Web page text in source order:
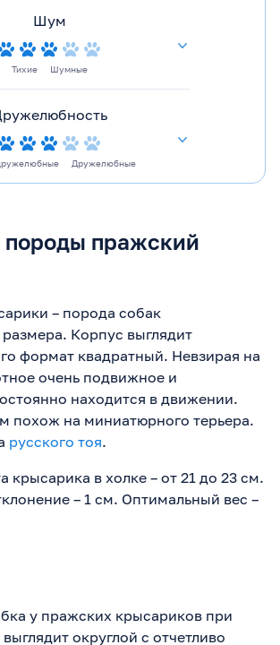
Шум
Тихие Шумные
Дружелюбные
пражский
– порода собак
Корпус выглядит
формат квадратный. Невзирая на
очень подвижное и
находится в движении.
похож на миниатюрного терьера.
русского тоя.
крысарика в холке – от 21 до 23 см.
– 1 см. Оптимальный вес –
у пражских крысариков при
округлой с отчетливо